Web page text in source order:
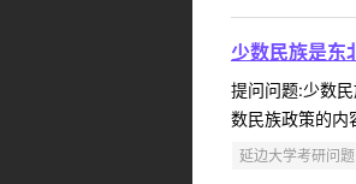
少数民族是东
提问问题:少数
数民族政策的内
延边大学考研问题